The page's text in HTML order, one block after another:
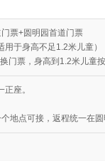
票+圆明园首道门票
于身高不足1.2米儿童）
门票，身高到1.2米儿童按
座。
地点可接，返程统一在圆